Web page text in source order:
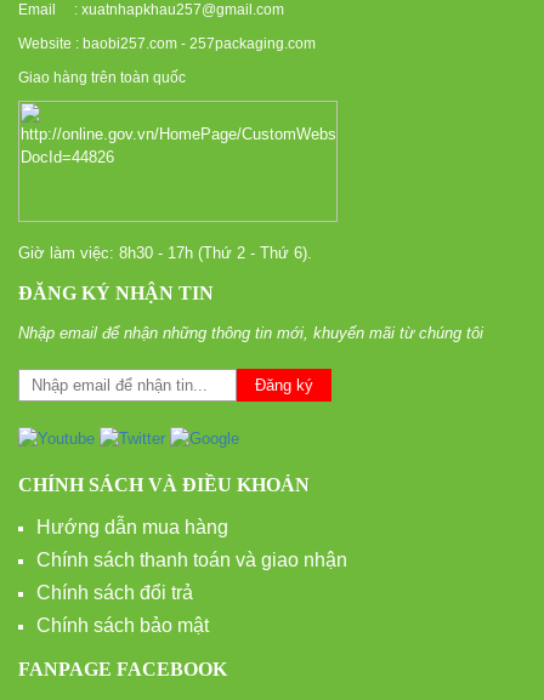
Email : xuatnhapkhau257@gmail.com
Website : baobi257.com - 257packaging.com
Giao hàng trên toàn quốc
Giờ làm việc: 8h30 - 17h (Thứ 2 - Thứ 6).
ĐĂNG KÝ NHẬN TIN
Nhập email để nhận những thông tin mới, khuyến mãi từ chúng tôi
CHÍNH SÁCH VÀ ĐIỀU KHOẢN
Hướng dẫn mua hàng
Chính sách thanh toán và giao nhận
Chính sách đổi trả
Chính sách bảo mật
FANPAGE FACEBOOK